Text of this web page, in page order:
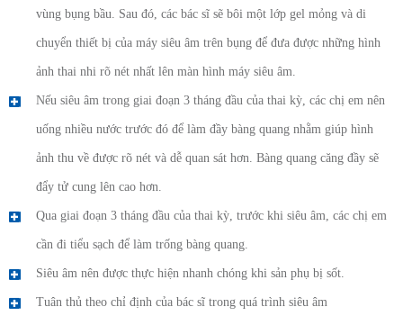
vùng bụng bầu. Sau đó, các bác sĩ sẽ bôi một lớp gel mỏng và di
chuyển thiết bị của máy siêu âm trên bụng để đưa được những hình
ảnh thai nhi rõ nét nhất lên màn hình máy siêu âm.
Nếu siêu âm trong giai đoạn 3 tháng đầu của thai kỳ, các chị em nên
uống nhiều nước trước đó để làm đầy bàng quang nhằm giúp hình
ảnh thu về được rõ nét và dễ quan sát hơn. Bàng quang căng đầy sẽ
đẩy tử cung lên cao hơn.
Qua giai đoạn 3 tháng đầu của thai kỳ, trước khi siêu âm, các chị em
cần đi tiểu sạch để làm trống bàng quang.
Siêu âm nên được thực hiện nhanh chóng khi sản phụ bị sốt.
Tuân thủ theo chỉ định của bác sĩ trong quá trình siêu âm